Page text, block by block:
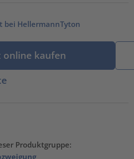
bei HellermannTyton
online kaufen
Produktgruppe: